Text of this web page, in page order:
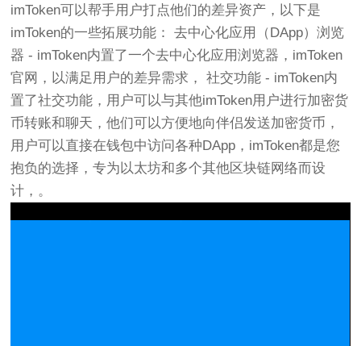
imToken可以帮手用户打点他们的差异资产，以下是
imToken的一些拓展功能： 去中心化应用（DApp）浏览
器 - imToken内置了一个去中心化应用浏览器，imToken
官网，以满足用户的差异需求， 社交功能 - imToken内
置了社交功能，用户可以与其他imToken用户进行加密货
币转账和聊天，他们可以方便地向伴侣发送加密货币，
用户可以直接在钱包中访问各种DApp，imToken都是您
抱负的选择，专为以太坊和多个其他区块链网络而设
计，。